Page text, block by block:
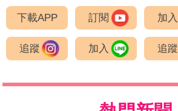
下載APP 訂閱 加入
追蹤 加入 追蹤